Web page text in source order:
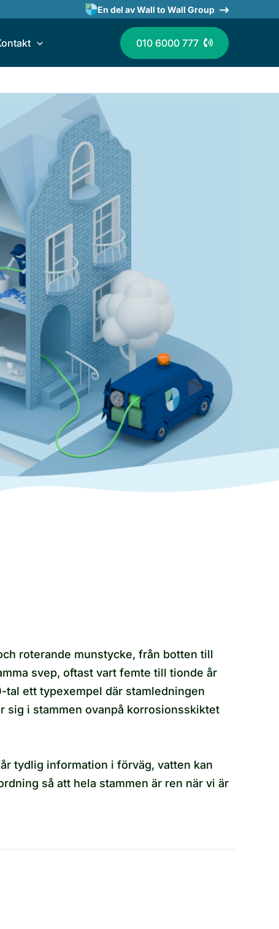
En del av Wall to Wall Group
010 6000 777
roterande munstycke, från botten till
svep, oftast vart femte till tionde år
tal ett typexempel där stamledningen
sig i stammen ovanpå korrosionsskiktet
tydlig information i förväg, vatten kan
så att hela stammen är ren när vi är